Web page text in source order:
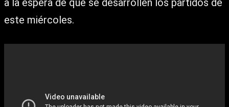
a la espera de que se desarrollen los partidos de
este miércoles.